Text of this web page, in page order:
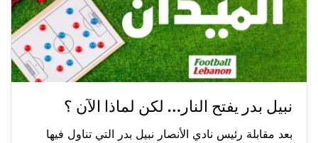
نبيل بدر يفتح النار… لكن لماذا الآن ؟
بعد مقابلة رئيس نادي الأنصار نبيل بدر التي تناول فيها